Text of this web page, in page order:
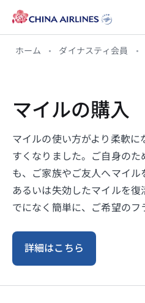
ホーム ダイナスティ会員
マイルの購入
マイルの使い方がより柔軟に
すくなりました。ご自身の
も、ご家族やご友人へマイル
あるいは失効したマイルを
でになく簡単に、ご希望のフ
詳細はこちら